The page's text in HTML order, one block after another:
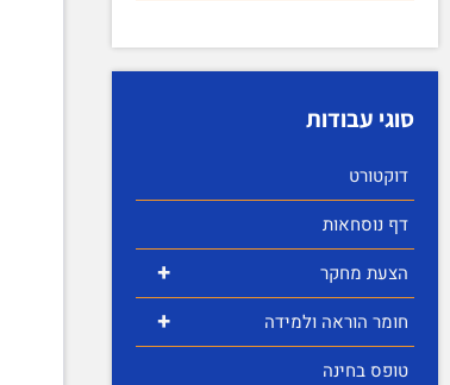
סוגי עבודות
דוקטורט
דף נוסחאות
+ הצעת מחקר
+
חומר הוראה ולמידה
טופס בחינה